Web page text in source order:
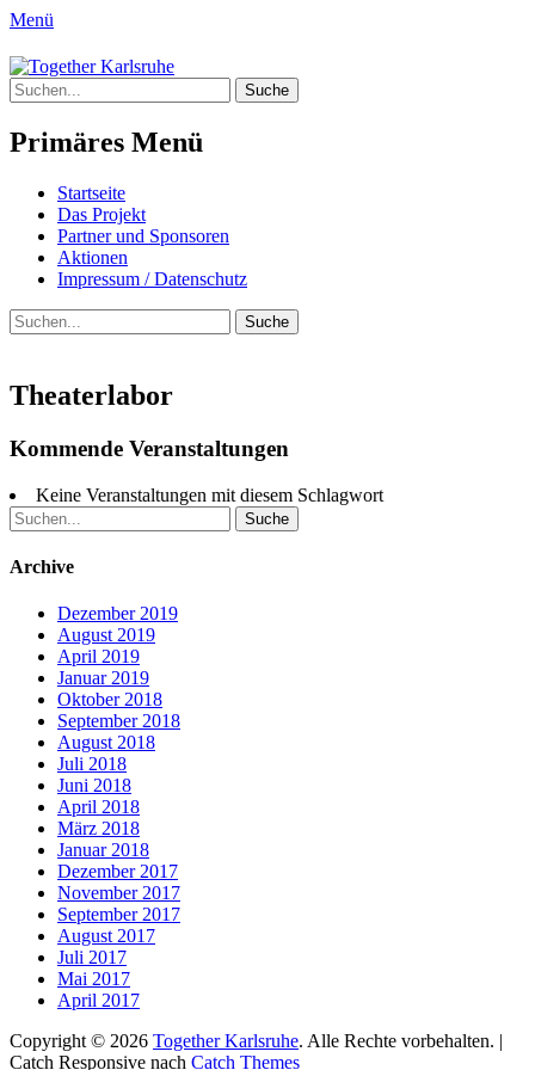
Menü
Together Karlsruhe
Integration von jungen Menschen mit
Fluchterfahrung und
Migrationshintergrund
Suche
nach:
Primäres Menü
Springe
zum
Inhalt
Startseite
Das Projekt
Partner und Sponsoren
Aktionen
Impressum / Datenschutz
Suchen
Suche
nach:
Theaterlabor
Kommende Veranstaltungen
Keine Veranstaltungen mit diesem Schlagwort
Suche
nach:
Archive
Dezember 2019
August 2019
April 2019
Januar 2019
Oktober 2018
September 2018
August 2018
Juli 2018
Juni 2018
April 2018
März 2018
Januar 2018
Dezember 2017
November 2017
September 2017
August 2017
Juli 2017
Mai 2017
April 2017
Copyright © 2026 Together Karlsruhe. Alle Rechte vorbehalten. |
Catch Responsive nach Catch Themes